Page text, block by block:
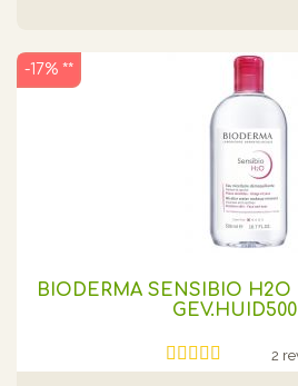
BIODERMA SENSIBIO
2
-17% **